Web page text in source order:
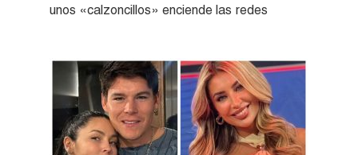
unos «calzoncillos» enciende las redes